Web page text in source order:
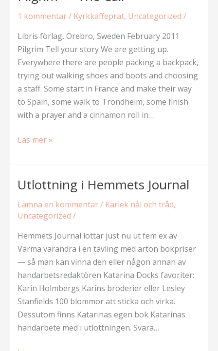
rundgång)
1 kommentar/ Kyrkkaffeprat, Uncategorized /
Libris förlag, Örebro, Sweden February 2011
Pilgrim Tell your story We are getting up.
Everywhere there are people packing a backpack,
trying out walking shoes and boots and choosing
a staff. Some start in France and make their way
to Spain, some walk to Trondheim, some finish
with a prayer and a cinnamon roll in…
Pilgrim
Call
Läs mer »
Utlottning i Hemmets Journal
Lämna en kommentar/ Kärlek nål och tråd,
Uncategorized /
Hemmets Journal lottar just nu ut fem ex av
Värma varandra i en tävling med arton bokpriser
— så man kan vinna den eller någon annan av
handarbetsredaktören Katarina Docks favoriter:
Karin Holmbergs Karins broderier eller Lesley
Stanfields 100 blommor att sticka och virka.
Dessutom finns Katarinas egen bok Katarinas
handarbete med i utlottningen. Svara…